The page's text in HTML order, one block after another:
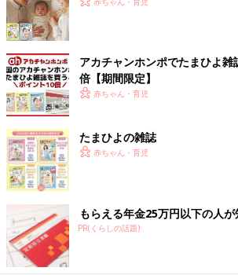
造血細胞移植からの1カ月、美月ちゃんの具
日々を過ごした晴子さんでしたが、同じ病棟
もたちが元気になっていく姿を見て、心の支
アカチャンホンポでたまひよ
倍【期間限定】
赤ちゃん・育児
たまひよの雑誌
赤ちゃん・育児
もらえる年金25万円以下の人
PR(くらしの話題)